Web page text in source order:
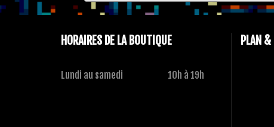
HORAIRES DE LA BOUTIQUE
Lundi au samedi 10h à 19h
PLAN